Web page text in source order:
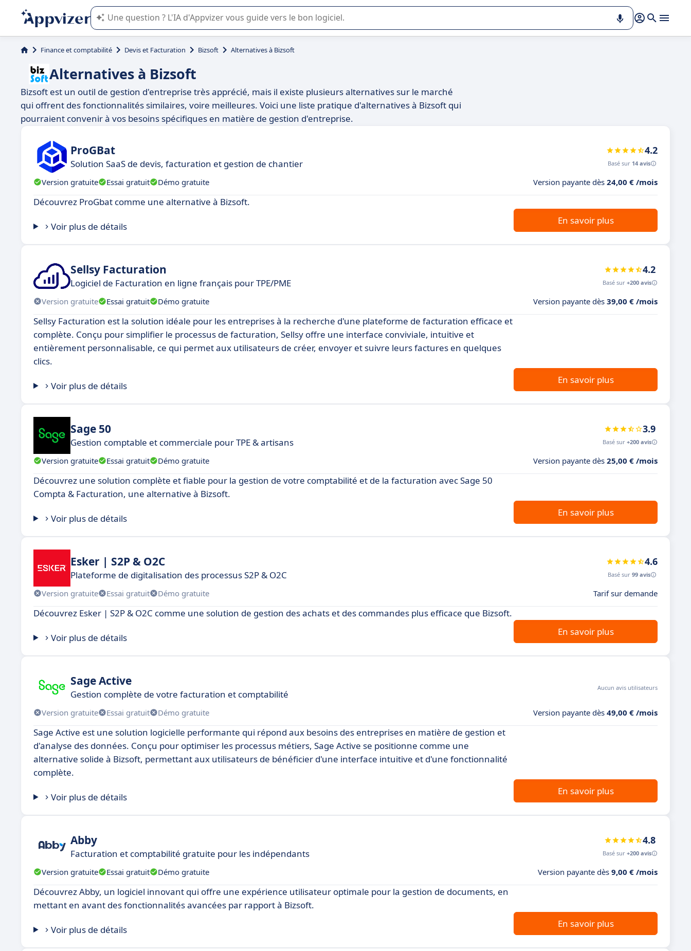
L'IA de Appvizer vous guide dans l'utilisation ou la sélection de logiciel SaaS en entreprise.
Finance et comptabilité Devis et Facturation Bizsoft Alternatives à Bizsoft
Alternatives à Bizsoft
Bizsoft est un outil de gestion d'entreprise très apprécié, mais il existe plusieurs alternatives sur le marché
qui offrent des fonctionnalités similaires, voire meilleures. Voici une liste pratique d'alternatives à Bizsoft qui
pourraient convenir à vos besoins spécifiques en matière de gestion d'entreprise.
ProGBat
Solution SaaS de devis, facturation et gestion de chantier
4.2
Basé sur 14 avis
Version gratuite Essai gratuit Démo gratuite Version payante dès 24,00 € /mois
Découvrez ProGbat comme une alternative à Bizsoft.
Voir plus de détails
En savoir plus
Sellsy Facturation
Logiciel de Facturation en ligne français pour TPE/PME
4.2
Basé sur +200 avis
Version gratuite Essai gratuit Démo gratuite Version payante dès 39,00 € /mois
Sellsy Facturation est la solution idéale pour les entreprises à la recherche d'une plateforme de facturation efficace et
complète. Conçu pour simplifier le processus de facturation, Sellsy offre une interface conviviale, intuitive et
entièrement personnalisable, ce qui permet aux utilisateurs de créer, envoyer et suivre leurs factures en quelques
clics.
Voir plus de détails
En savoir plus
Sage 50
Gestion comptable et commerciale pour TPE & artisans
3.9
Basé sur +200 avis
Version gratuite Essai gratuit Démo gratuite Version payante dès 25,00 € /mois
Découvrez une solution complète et fiable pour la gestion de votre comptabilité et de la facturation avec Sage 50
Compta & Facturation, une alternative à Bizsoft.
Voir plus de détails
En savoir plus
Esker | S2P & O2C
Plateforme de digitalisation des processus S2P & O2C
4.6
Basé sur 99 avis
Version gratuite Essai gratuit Démo gratuite Tarif sur demande
Découvrez Esker | S2P & O2C comme une solution de gestion des achats et des commandes plus efficace que Bizsoft.
Voir plus de détails
En savoir plus
Sage Active
Gestion complète de votre facturation et comptabilité
Aucun avis utilisateurs
Version gratuite Essai gratuit Démo gratuite Version payante dès 49,00 € /mois
Sage Active est une solution logicielle performante qui répond aux besoins des entreprises en matière de gestion et
d'analyse des données. Conçu pour optimiser les processus métiers, Sage Active se positionne comme une
alternative solide à Bizsoft, permettant aux utilisateurs de bénéficier d'une interface intuitive et d'une fonctionnalité
complète.
Voir plus de détails
En savoir plus
Abby
Facturation et comptabilité gratuite pour les indépendants
4.8
Basé sur +200 avis
Version gratuite Essai gratuit Démo gratuite Version payante dès 9,00 € /mois
Découvrez Abby, un logiciel innovant qui offre une expérience utilisateur optimale pour la gestion de documents, en
mettant en avant des fonctionnalités avancées par rapport à Bizsoft.
Voir plus de détails
En savoir plus